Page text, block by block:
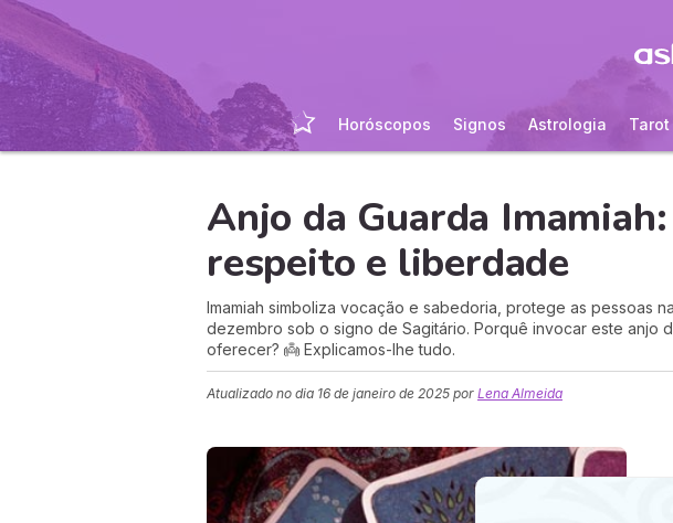
Horóscopos Signos Astrologia Tarot
Anjo da Guarda
respeito e liberdade
Imamiah simboliza vocação e sabedoria, protege as pessoas
dezembro sob o signo de Sagitário. Porquê invocar este anjo
oferecer? 👼 Explicamos-lhe tudo.
Atualizado no dia 16 de janeiro de 2025 por Lena Almeida